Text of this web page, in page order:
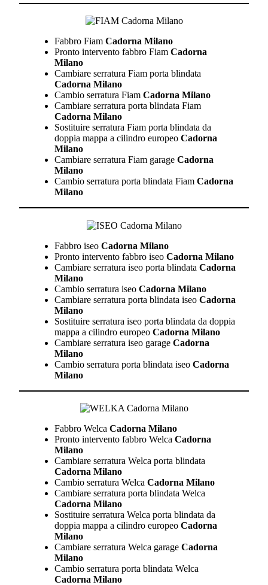
Fabbro Fiam Cadorna Milano
Pronto intervento fabbro Fiam Cadorna
Milano
Cambiare serratura Fiam porta blindata
Cadorna Milano
Cambio serratura Fiam Cadorna Milano
Cambiare serratura porta blindata Fiam
Cadorna Milano
Sostituire serratura Fiam porta blindata da
doppia mappa a cilindro europeo Cadorna
Milano
Cambiare serratura Fiam garage Cadorna
Milano
Cambio serratura porta blindata Fiam Cadorna
Milano
Fabbro iseo Cadorna Milano
Pronto intervento fabbro iseo Cadorna Milano
Cambiare serratura iseo porta blindata Cadorna
Milano
Cambio serratura iseo Cadorna Milano
Cambiare serratura porta blindata iseo Cadorna
Milano
Sostituire serratura iseo porta blindata da doppia
mappa a cilindro europeo Cadorna Milano
Cambiare serratura iseo garage Cadorna
Milano
Cambio serratura porta blindata iseo Cadorna
Milano
Fabbro Welca Cadorna Milano
Pronto intervento fabbro Welca Cadorna
Milano
Cambiare serratura Welca porta blindata
Cadorna Milano
Cambio serratura Welca Cadorna Milano
Cambiare serratura porta blindata Welca
Cadorna Milano
Sostituire serratura Welca porta blindata da
doppia mappa a cilindro europeo Cadorna
Milano
Cambiare serratura Welca garage Cadorna
Milano
Cambio serratura porta blindata Welca
Cadorna Milano